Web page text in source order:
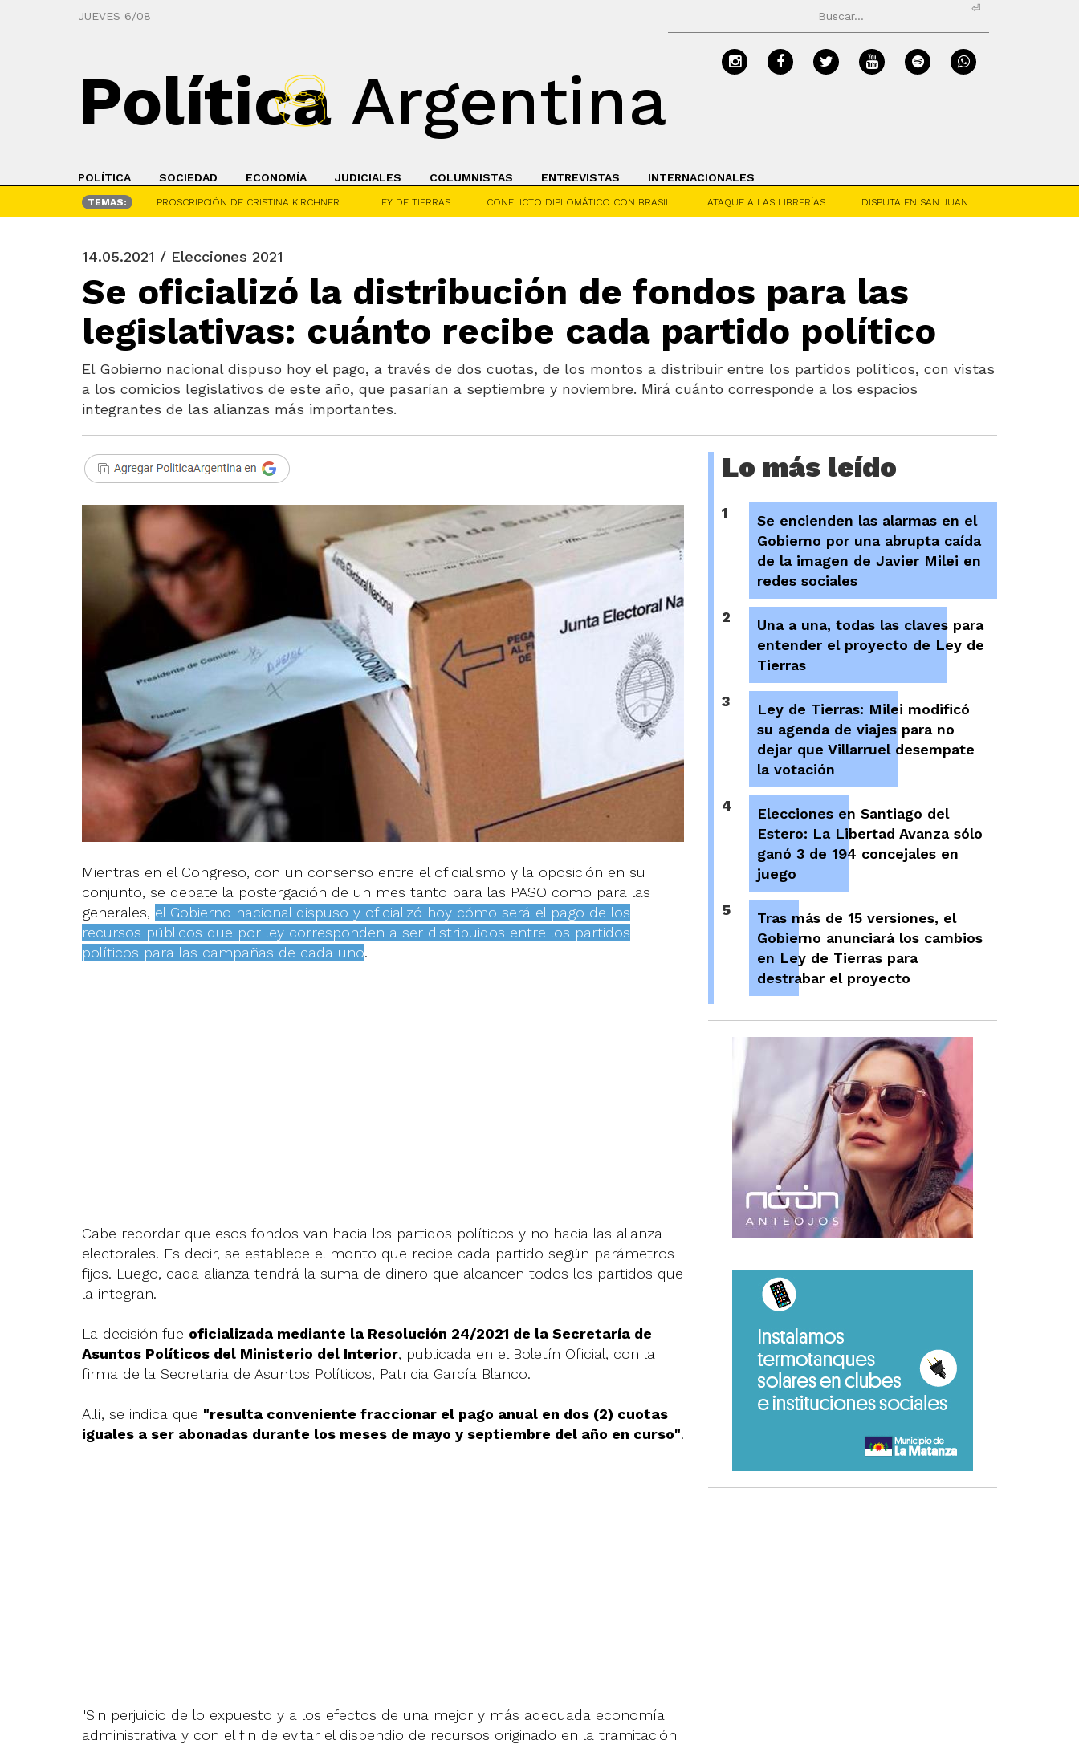
JUEVES 6/08
⏎
Política Argentina
POLÍTICA SOCIEDAD ECONOMÍA JUDICIALES COLUMNISTAS ENTREVISTAS INTERNACIONALES
TEMAS: PROSCRIPCIÓN DE CRISTINA KIRCHNER LEY DE TIERRAS CONFLICTO DIPLOMÁTICO CON BRASIL ATAQUE A LAS LIBRERÍAS DISPUTA EN SAN JUAN
14.05.2021 / Elecciones 2021
Se oficializó la distribución de fondos para las
legislativas: cuánto recibe cada partido político
El Gobierno nacional dispuso hoy el pago, a través de dos cuotas, de los montos a distribuir entre los partidos políticos, con vistas
a los comicios legislativos de este año, que pasarían a septiembre y noviembre. Mirá cuánto corresponde a los espacios
integrantes de las alianzas más importantes.
Mientras en el Congreso, con un consenso entre el oficialismo y la oposición en su
conjunto, se debate la postergación de un mes tanto para las PASO como para las
generales, el Gobierno nacional dispuso y oficializó hoy cómo será el pago de los
recursos públicos que por ley corresponden a ser distribuidos entre los partidos
políticos para las campañas de cada uno.
Cabe recordar que esos fondos van hacia los partidos políticos y no hacia las alianza
electorales. Es decir, se establece el monto que recibe cada partido según parámetros
fijos. Luego, cada alianza tendrá la suma de dinero que alcancen todos los partidos que
la integran.
La decisión fue oficializada mediante la Resolución 24/2021 de la Secretaría de
Asuntos Políticos del Ministerio del Interior, publicada en el Boletín Oficial, con la
firma de la Secretaria de Asuntos Políticos, Patricia García Blanco.
Allí, se indica que "resulta conveniente fraccionar el pago anual en dos (2) cuotas
iguales a ser abonadas durante los meses de mayo y septiembre del año en curso".
"Sin perjuicio de lo expuesto y a los efectos de una mejor y más adecuada economía
administrativa y con el fin de evitar el dispendio de recursos originado en la tramitación
Lo más leído
1
Se encienden las alarmas en el
Gobierno por una abrupta caída
de la imagen de Javier Milei en
redes sociales
2
Una a una, todas las claves para
entender el proyecto de Ley de
Tierras
3
Ley de Tierras: Milei modificó
su agenda de viajes para no
dejar que Villarruel desempate
la votación
4
Elecciones en Santiago del
Estero: La Libertad Avanza sólo
ganó 3 de 194 concejales en
juego
5
Tras más de 15 versiones, el
Gobierno anunciará los cambios
en Ley de Tierras para
destrabar el proyecto